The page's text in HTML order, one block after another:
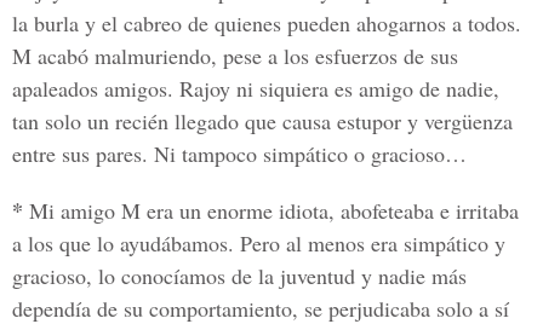
la burla y el cabreo de quienes pueden ahogarnos a todos.
M acabó malmuriendo, pese a los esfuerzos de sus
apaleados amigos. Rajoy ni siquiera es amigo de nadie,
tan solo un recién llegado que causa estupor y vergüenza
entre sus pares. Ni tampoco simpático o gracioso…
* Mi amigo M era un enorme idiota, abofeteaba e irritaba
a los que lo ayudábamos. Pero al menos era simpático y
gracioso, lo conocíamos de la juventud y nadie más
dependía de su comportamiento, se perjudicaba solo a sí